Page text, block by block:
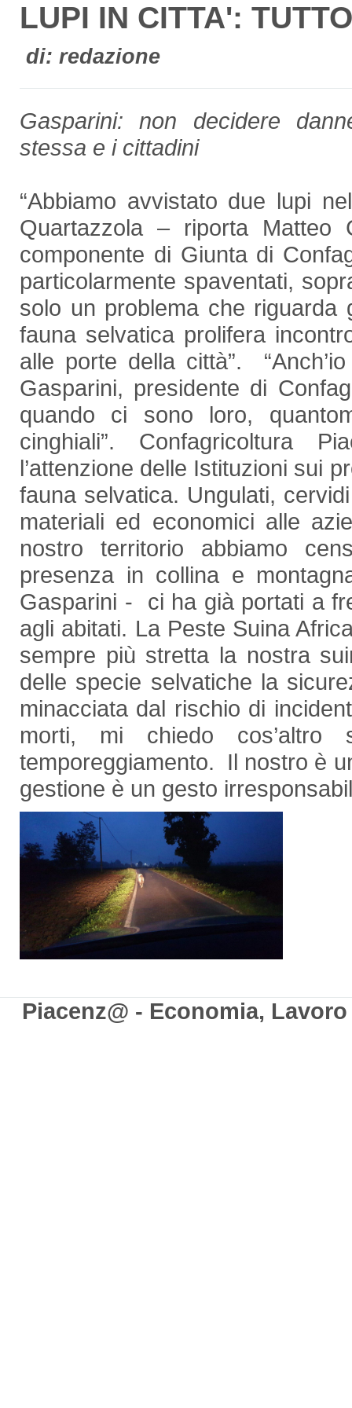
LUPI IN CITTA':
di: redazione
Gasparini: non decidere
stessa e i cittadini
“Abbiamo avvistato due lupi
Quartazzola – riporta Matteo
componente di Giunta di
particolarmente spaventati,
solo un problema che riguarda
fauna selvatica prolifera
alle porte della città”.
Gasparini, presidente di
quando ci sono loro,
cinghiali”. Confagricoltura
l’attenzione delle Istituzioni sui
fauna selvatica. Ungulati,
materiali ed economici alle
nostro territorio abbiamo
presenza in collina e
Gasparini - ci ha già portati a
agli abitati. La Peste Suina
sempre più stretta la nostra
delle specie selvatiche la
minacciata dal rischio di
morti, mi chiedo
temporeggiamento. Il nostro è
gestione è un gesto
Piacenz@ - Economia,